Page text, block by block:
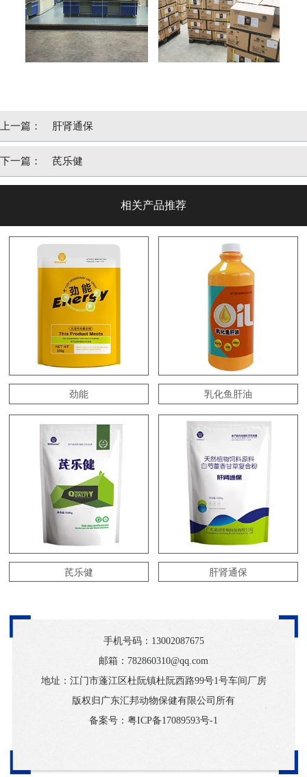
上一篇： 肝肾通保
下一篇： 芪乐健
相关产品推荐
劲能 乳化鱼肝油
芪乐健 肝肾通保
手机号码： 13002087675
邮箱：782860310@qq.com
地址：江门市蓬江区杜阮镇杜阮西路99号1号车间厂房
版权归广东汇邦动物保健有限公司所有
备案号： 粤ICP备17089593号-1